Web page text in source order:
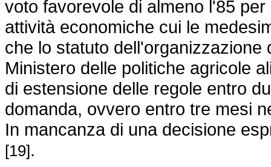
voto favorevole di almeno l'85
attività economiche cui le
che lo statuto
Ministero delle politiche agricole
di estensione delle regole entro
domanda, ovvero entro tre mesi
In mancanza di una decisione
[19].